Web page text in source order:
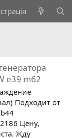
e39 m62
Подходит от
Цену,
Жду